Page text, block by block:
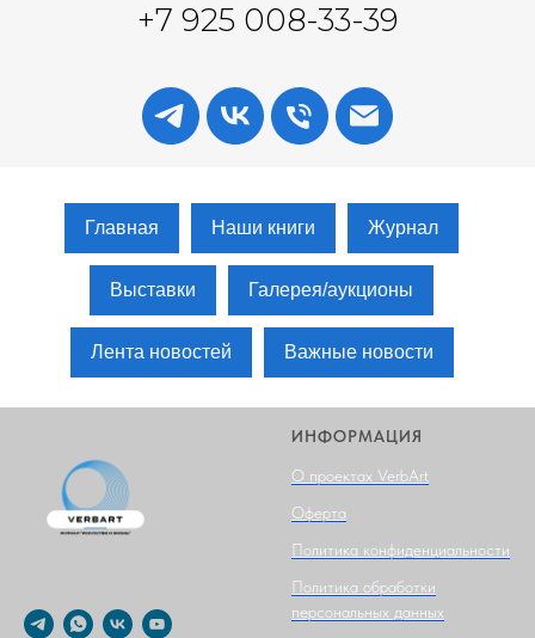
+7 925 008-33-39
Главная Наши книги Журнал
Выставки Галерея/аукционы
Лента новостей Важные новости
ИНФОРМАЦИЯ
О проектах VerbArt
Оферта
Политика конфиденциальности
Политика обработки
персональных данных